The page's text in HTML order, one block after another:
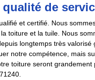
de
et certifié. Nous
toiture et la tuile. Nous
longtemps très valorisé
notre compétence, mais
toiture seront